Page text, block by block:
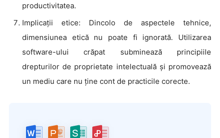
productivitatea.
Implicații etice: Dincolo de aspectele tehnice,
dimensiunea etică nu poate fi ignorată. Utilizarea
software-ului crăpat subminează principiile
drepturilor de proprietate intelectuală și promovează
un mediu care nu ține cont de practicile corecte.